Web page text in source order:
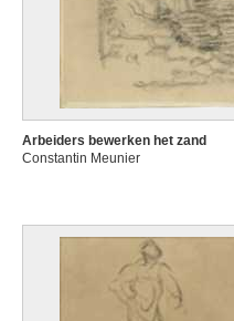
Arbeiders bewerken het zand
Constantin Meunier